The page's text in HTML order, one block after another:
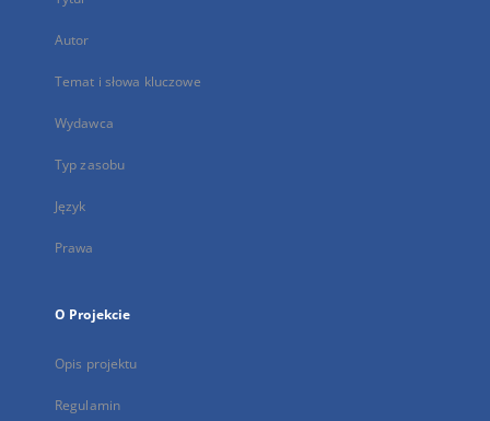
Autor
Temat i słowa kluczowe
Wydawca
Typ zasobu
Język
Prawa
O Projekcie
Opis projektu
Regulamin